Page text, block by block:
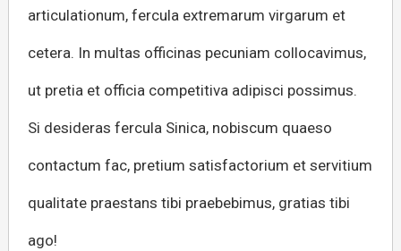
articulationum, fercula extremarum virgarum et
cetera. In multas officinas pecuniam collocavimus,
ut pretia et officia competitiva adipisci possimus.
Si desideras fercula Sinica, nobiscum quaeso
contactum fac, pretium satisfactorium et servitium
qualitate praestans tibi praebebimus, gratias tibi
ago!